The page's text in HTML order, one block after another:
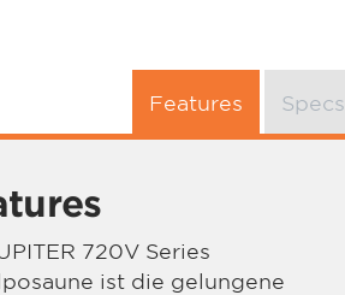
Features Specs
720V Series
ist die gelungene